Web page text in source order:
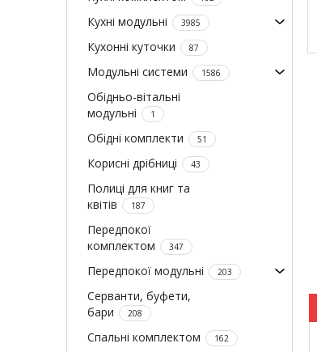
Кухні модульні 3985
Кухонні куточки 87
Модульні системи 1586
Обідньо-вітальні
модульні
1
Обідні комплекти 51
Корисні дрібниці 43
Полиці для книг та
квітів
187
Передпокої
комплектом
347
Передпокої модульні 203
Серванти, буфети,
бари
208
Спальні комплектом 162